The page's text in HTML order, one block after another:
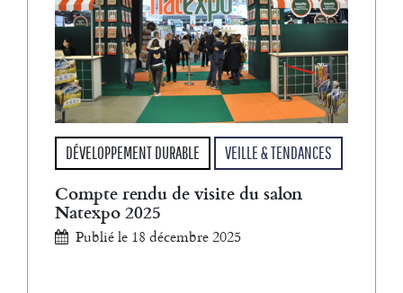
DÉVELOPPEMENT DURABLE VEILLE & TENDANCES
Compte rendu de visite du salon
Natexpo 2025
Publié le 18 décembre 2025